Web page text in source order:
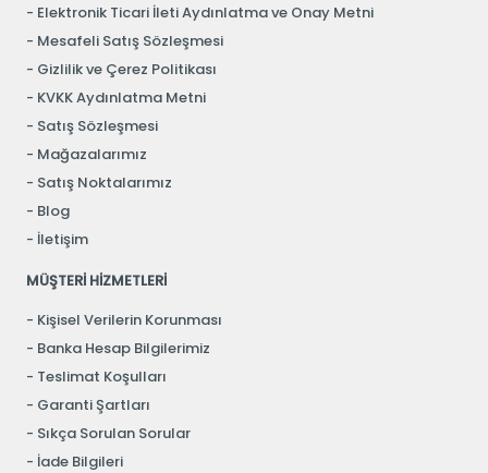
Elektronik Ticari İleti Aydınlatma ve Onay Metni
Mesafeli Satış Sözleşmesi
Gizlilik ve Çerez Politikası
KVKK Aydınlatma Metni
Satış Sözleşmesi
Mağazalarımız
Satış Noktalarımız
Blog
İletişim
MÜŞTERİ HİZMETLERİ
Kişisel Verilerin Korunması
Banka Hesap Bilgilerimiz
Teslimat Koşulları
Garanti Şartları
Sıkça Sorulan Sorular
İade Bilgileri